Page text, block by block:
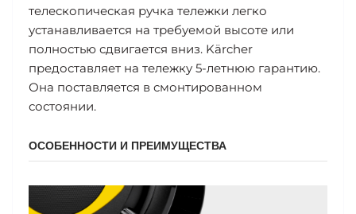
телескопическая ручка тележки легко
устанавливается на требуемой высоте или
полностью сдвигается вниз. Kärcher
предоставляет на тележку 5-летнюю гарантию.
Она поставляется в смонтированном
состоянии.
ОСОБЕННОСТИ И ПРЕИМУЩЕСТВА